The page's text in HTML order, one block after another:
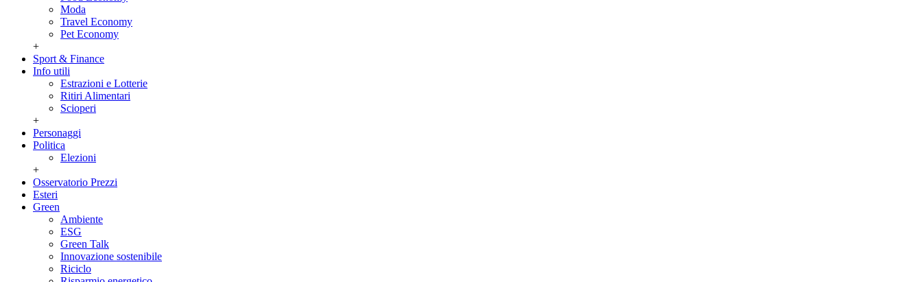
Moda
Travel Economy
Pet Economy
+
Sport & Finance
Info utili
Estrazioni e Lotterie
Ritiri Alimentari
Scioperi
+
Personaggi
Politica
Elezioni
+
Osservatorio Prezzi
Esteri
Green
Ambiente
ESG
Green Talk
Innovazione sostenibile
Riciclo